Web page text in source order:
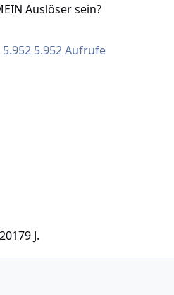
Auslöser sein?
5.952 Aufrufe
9 J.